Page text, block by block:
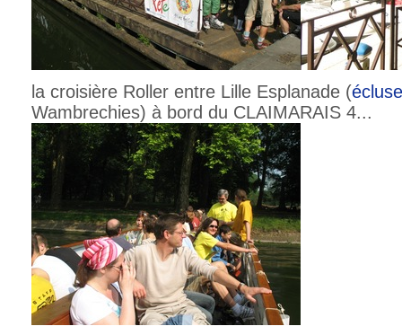
la croisière Roller entre Lille Esplanade (écluse
Wambrechies) à bord du CLAIMARAIS 4...